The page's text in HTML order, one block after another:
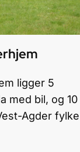
ligger 5
med bil, og 10
Agder